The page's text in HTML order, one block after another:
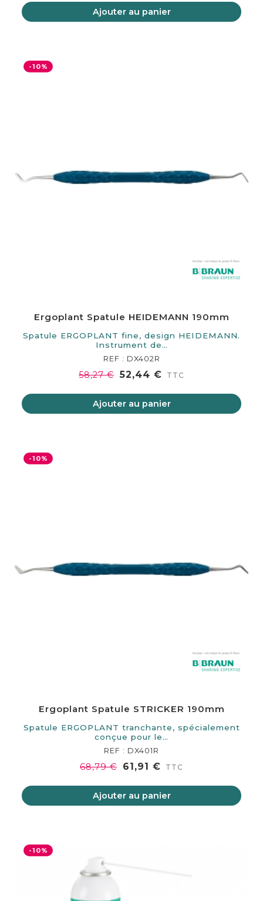
Ajouter au panier
-10%
Ergoplant Spatule HEIDEMANN 190mm
Spatule ERGOPLANT fine, design HEIDEMANN.
Instrument de…
REF : DX402R
58,27 € 52,44 € TTC
Ajouter au panier
-10%
Ergoplant Spatule STRICKER 190mm
Spatule ERGOPLANT tranchante, spécialement
conçue pour le…
REF : DX401R
68,79 € 61,91 € TTC
Ajouter au panier
-10%